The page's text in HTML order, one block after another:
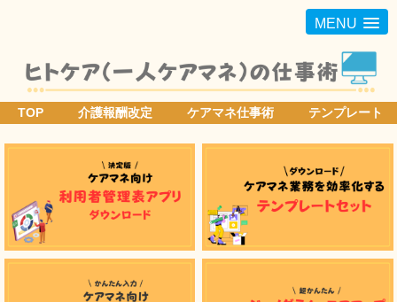
MENU
TOP 介護報酬改定 ケアマネ仕事術 テンプレート